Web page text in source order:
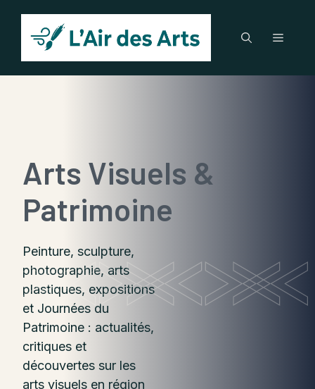
contenu
Menu
Arts Visuels &
Patrimoine
Peinture, sculpture,
photographie, arts
plastiques, expositions
et Journées du
Patrimoine : actualités,
critiques et
découvertes sur les
arts visuels en région